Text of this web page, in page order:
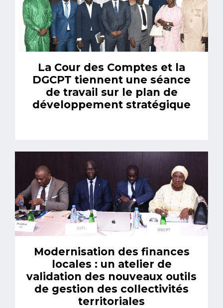
La Cour des Comptes et la
DGCPT tiennent une séance
de travail sur le plan de
développement stratégique
Modernisation des finances
locales : un atelier de
validation des nouveaux outils
de gestion des collectivités
territoriales